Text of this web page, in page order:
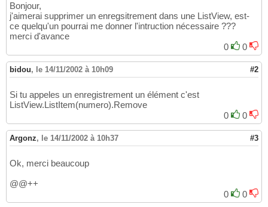
Bonjour,
j'aimerai supprimer un enregsitrement dans une ListView, est-
ce quelqu'un pourrai me donner l'intruction nécessaire ???
merci d'avance
0
0
bidou, le 14/11/2002 à 10h09 #2
Si tu appeles un enregistrement un élément c'est
ListView.ListItem(numero).Remove
0
0
Argonz, le 14/11/2002 à 10h37 #3
Ok, merci beaucoup
@@++
0
0